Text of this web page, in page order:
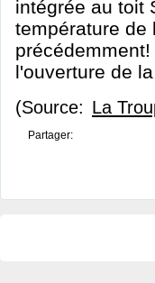
intégrée au toit
température de
l'ouverture de
(Source: La
Partager: